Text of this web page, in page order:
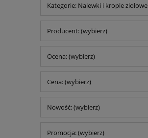
Kategorie: Nalewki i krople ziołowe
Producent: (wybierz)
Ocena: (wybierz)
Cena: (wybierz)
Nowość: (wybierz)
Promocja: (wybierz)